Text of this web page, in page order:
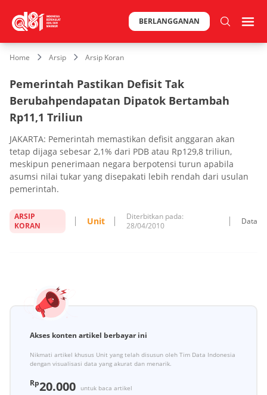
BERLANGGANAN
Home Arsip Arsip Koran
Pemerintah Pastikan Defisit Tak
Berubahpendapatan Dipatok Bertambah
Rp11,1 Triliun
JAKARTA: Pemerintah memastikan defisit anggaran akan
tetap dijaga sebesar 2,1% dari PDB atau Rp129,8 triliun,
meskipun penerimaan negara berpotensi turun apabila
asumsi nilai tukar yang disepakati lebih rendah dari usulan
pemerintah.
ARSIP
KORAN
Unit
Diterbitkan pada:
28/04/2010
Data
Akses konten artikel berbayar ini
Nikmati artikel khusus Unit yang telah disusun oleh Tim Data Indonesia
dengan visualisasi data yang akurat dan menarik.
Rp20.000
untuk baca artikel